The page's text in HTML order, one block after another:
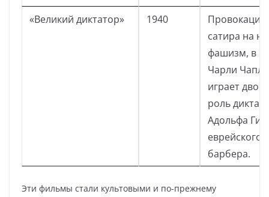
«Великий диктатор»
1940
сатира на
фашизм, в
Чарли
играет
роль
Адольфа
еврейского
барбера.
Эти фильмы стали культовыми и по-прежнему